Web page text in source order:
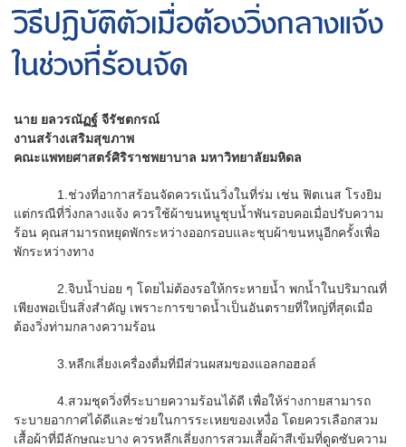
วิธีปฏิบัติตัวเมื่อต้องวิ่งกลางแจ้ง
ในช่วงที่ร้อนจัด
นาย ยลวรณัฏฐ์ จีรัชตกรณ์
งานสร้างเสริมสุขภาพ
คณะแพทยศาสตร์ศิริราชพยาบาล มหาวิทยาลัยมหิดล
1.ช่วงที่อากาสร้อนจัดควรเน้นวิ่งในที่ร่ม เช่น ฟิตเนส โรงยิม
แต่กรณีที่วิ่งกลางแจ้ง ควรใช้ผ้าขนหนูชุบน้ำพันรอบคอเมื่อปรับความ
ร้อน คุณสามารถหยุดพักระหว่างออกรอบและชุบผ้าขนหนูอีกครั้งเพื่อ
พักระหว่างทาง
2.จิบน้ำบ่อย ๆ โดยไม่ต้องรอให้กระหายน้ำ พกน้ำในปริมาณที่
เพียงพอเป็นสิ่งสำคัญ เพราะการขาดน้ำเป็นอันตรายที่ใหญ่ที่สุดเมื่อ
ต้องวิ่งท่ามกลางความร้อน
3.หลีกเลี่ยงเครื่องดื่มที่มีส่วนผสมของแอลกอฮอล์
4.สวมชุดวิ่งที่ระบายความร้อนได้ดี เพื่อให้ร่างกายสามารถ
ระบายอากาศได้ดีและช่วยในการระเหยของเหงื่อ โดยควรเลือกสวม
เสื้อผ้าที่มีลักษณะบาง ควรหลีกเลี่ยงการสวมเสื้อผ้าสีเข้มที่ดูดซับความ